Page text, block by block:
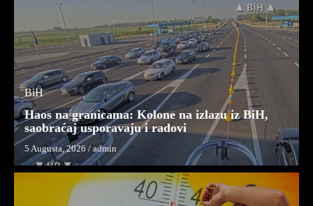
BiH
Haos na granicama: Kolone na izlazu iz BiH,
saobraćaj usporavaju i radovi
5 Augusta, 2026 / admin